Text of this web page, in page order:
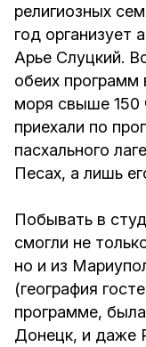
религиозных
год организует
Арье Слуцкий.
обеих программ
моря свыше 150
приехали по
пасхального
Песах, а лишь
Побывать в
смогли не
но и из
(география
программе,
Донецк, и даже